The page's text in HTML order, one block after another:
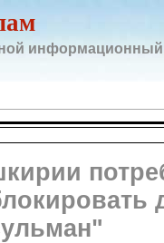
информационный